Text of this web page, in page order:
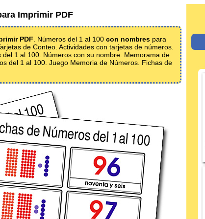
Imprimir PDF
PDF . Números del 1 al 100 con nombres para
de Conteo. Actividades con tarjetas de números.
1 al 100. Números con su nombre. Memorama de
del 1 al 100. Juego Memoria de Números. Fichas de